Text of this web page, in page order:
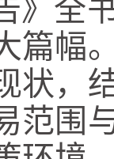
》全
篇幅
状，
范围